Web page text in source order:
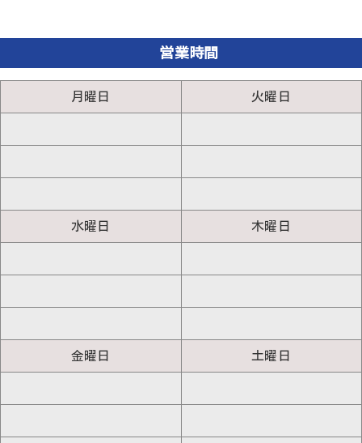
営業時間
月曜日 火曜日
水曜日 木曜日
金曜日 土曜日